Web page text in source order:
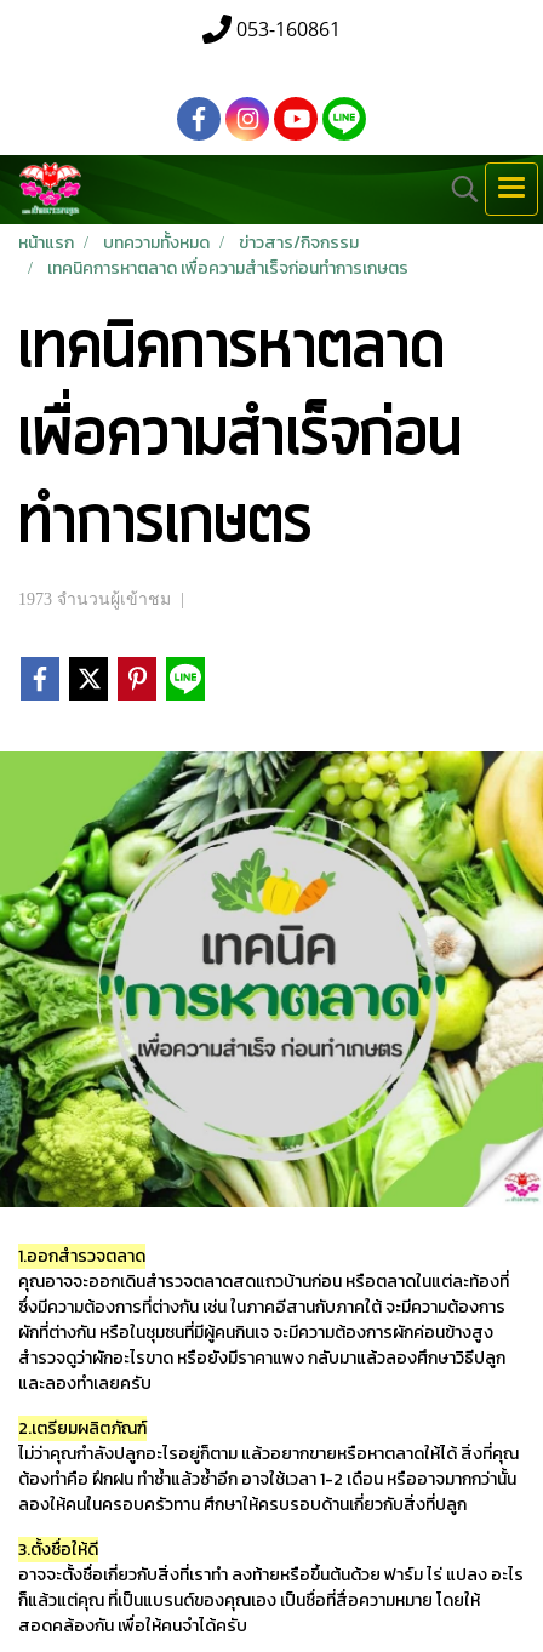
053-160861
หน้าแรก บทความทั้งหมด
ข่าวสาร/กิจกรรม
เทคนิคการหาตลาด เพื่อความสำเร็จก่อนทำการเกษตร
เทคนิคการหาตลาด
เพื่อความสำเร็จก่อน
ทำการเกษตร
1973 จำนวนผู้เข้าชม
1.ออกสำรวจตลาด
คุณอาจจะออกเดินสำรวจตลาดสดแถวบ้านก่อน หรือตลาดในแต่ละท้องที่
ซึ่งมีความต้องการที่ต่างกัน เช่น ในภาคอีสานกับภาคใต้ จะมีความต้องการ
ผักที่ต่างกัน หรือในชุมชนที่มีผู้คนกินเจ จะมีความต้องการผักค่อนข้างสูง
สำรวจดูว่าผักอะไรขาด หรือยังมีราคาแพง กลับมาแล้วลองศึกษาวิธีปลูก
และลองทำเลยครับ
2.เตรียมผลิตภัณฑ์
ไม่ว่าคุณกำลังปลูกอะไรอยู่ก็ตาม แล้วอยากขายหรือหาตลาดให้ได้ สิ่งที่คุณ
ต้องทำคือ ฝึกฝน ทำซ้ำแล้วซ้ำอีก อาจใช้เวลา 1-2 เดือน หรืออาจมากกว่านั้น
ลองให้คนในครอบครัวทาน ศึกษาให้ครบรอบด้านเกี่ยวกับสิ่งที่ปลูก
3.ตั้งชื่อให้ดี
อาจจะตั้งชื่อเกี่ยวกับสิ่งที่เราทำ ลงท้ายหรือขึ้นต้นด้วย ฟาร์ม ไร่ แปลง อะไร
ก็แล้วแต่คุณ ที่เป็นแบรนด์ของคุณเอง เป็นชื่อที่สื่อความหมาย โดยให้
สอดคล้องกัน เพื่อให้คนจำได้ครับ